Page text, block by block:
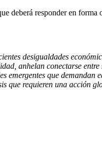
deberá responder en
desigualdades
anhelan conectarse
emergentes que
que requieren una acción